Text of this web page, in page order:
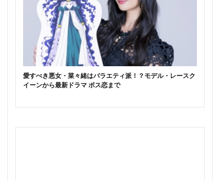
愛すべき悪女・菜々緒はバラエティ派！？モデル・レースク
イーンから最新ドラマ ボス恋まで